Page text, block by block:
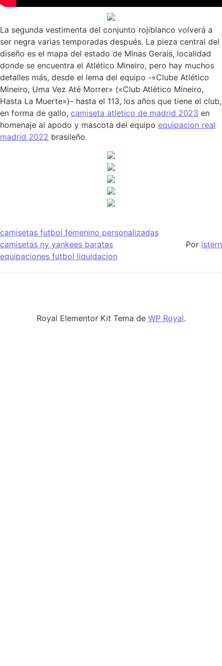
La segunda vestimenta del conjunto rojiblanco volverá a
ser negra varias temporadas después. La pieza central del
diseño es el mapa del estado de Minas Gerais, localidad
donde se encuentra el Atlético Mineiro, pero hay muchos
detalles más, desde el lema del equipo -«Clube Atlético
Mineiro, Uma Vez Até Morrer» («Club Atlético Mineiro,
Hasta La Muerte»)- hasta el 113, los años que tiene el club,
en forma de gallo, camiseta atletico de madrid 2023 en
homenaje al apodo y mascota del equipo equipacion real
madrid 2022 brasileño.
camisetas futbol femenino personalizadas
camisetas ny yankees baratas
equipaciones futbol liquidacion
Por istern
Royal Elementor Kit Tema de WP Royal.